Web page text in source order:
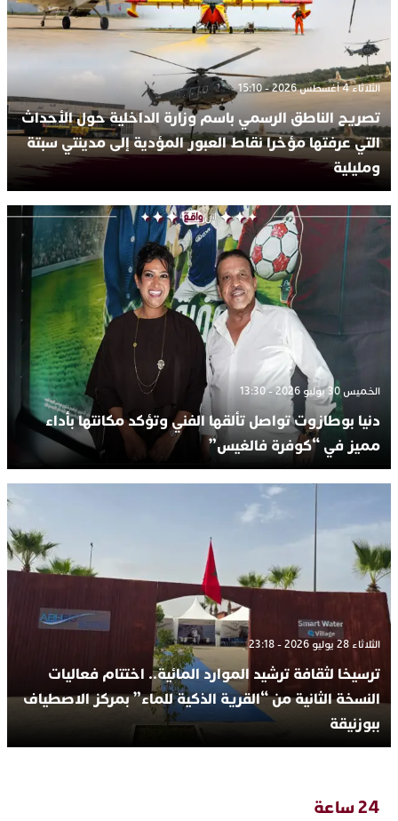
الثلاثاء 4 أغسطس 2026 - 15:10
تصريح الناطق الرسمي باسم وزارة الداخلية حول الأحداث
التي عرفتها مؤخرا نقاط العبور المؤدية إلى مدينتي سبتة
ومليلية
الخميس 30 يوليو 2026 - 13:30
دنيا بوطازوت تواصل تألقها الفني وتؤكد مكانتها بأداء
مميز في “كوفرة فالغيس”
الثلاثاء 28 يوليو 2026 - 23:18
ترسيخا لثقافة ترشيد الموارد المائية.. اختتام فعاليات
النسخة الثانية من “القرية الذكية للماء” بمركز الاصطياف
ببوزنيقة
24 ساعة